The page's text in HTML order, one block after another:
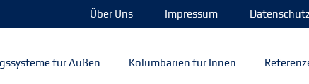
Über Uns Impressum
für Außen Kolumbarien für Innen